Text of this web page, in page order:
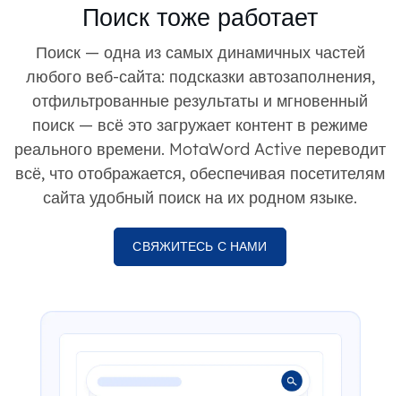
Поиск тоже работает
Поиск — одна из самых динамичных частей
любого веб-сайта: подсказки автозаполнения,
отфильтрованные результаты и мгновенный
поиск — всё это загружает контент в режиме
реального времени. MotaWord Active переводит
всё, что отображается, обеспечивая посетителям
сайта удобный поиск на их родном языке.
СВЯЖИТЕСЬ С НАМИ